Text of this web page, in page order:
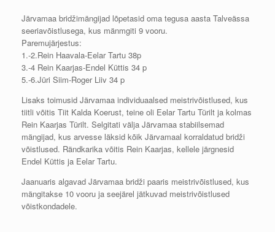
Järvamaa bridžimängijad lõpetasid oma tegusa aasta Talveässa
seeriavõistlusega, kus mänmgiti 9 vooru.
Paremujärjestus:
1.-2.Rein Haavala-Eelar Tartu 38p
3.-4 Rein Kaarjas-Endel Küttis 34 p
5.-6.Jüri Siim-Roger Liiv 34 p
Lisaks toimusid Järvamaa individuaalsed meistrivõistlused, kus
tiitli võitis Tiit Kalda Koerust, teine oli Eelar Tartu Türilt ja kolmas
Rein Kaarjas Türilt. Selgitati välja Järvamaa stabiilsemad
mängijad, kus arvesse läksid kõik Järvamaal korraldatud bridži
võistlused. Rändkarika võitis Rein Kaarjas, kellele järgnesid
Endel Küttis ja Eelar Tartu.
Jaanuaris algavad Järvamaa bridži paaris meistrivõistlused, kus
mängitakse 10 vooru ja seejärel jätkuvad meistrivõistlused
võistkondadele.